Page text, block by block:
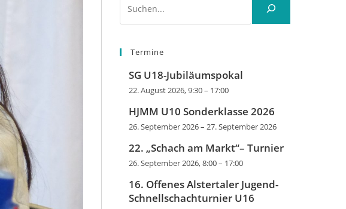
Termine
SG U18-Jubiläumspokal
22. August 2026, 9:30– 17:00
HJMM U10 Sonderklasse 2026
26. September 2026– 27. September 2026
22. „Schach am Markt“– Turnier
26. September 2026, 8:00– 17:00
16. Offenes Alstertaler Jugend-
Schnellschachturnier U16